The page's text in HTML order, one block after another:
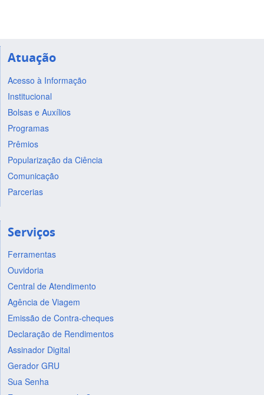
Atuação
Acesso à Informação
Institucional
Bolsas e Auxílios
Programas
Prêmios
Popularização da Ciência
Comunicação
Parcerias
Serviços
Ferramentas
Ouvidoria
Central de Atendimento
Agência de Viagem
Emissão de Contra-cheques
Declaração de Rendimentos
Assinador Digital
Gerador GRU
Sua Senha